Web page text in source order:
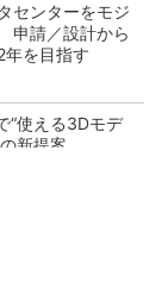
センターをモジ
申請／設計から
年を目指す
“使える3Dモデ
新提案